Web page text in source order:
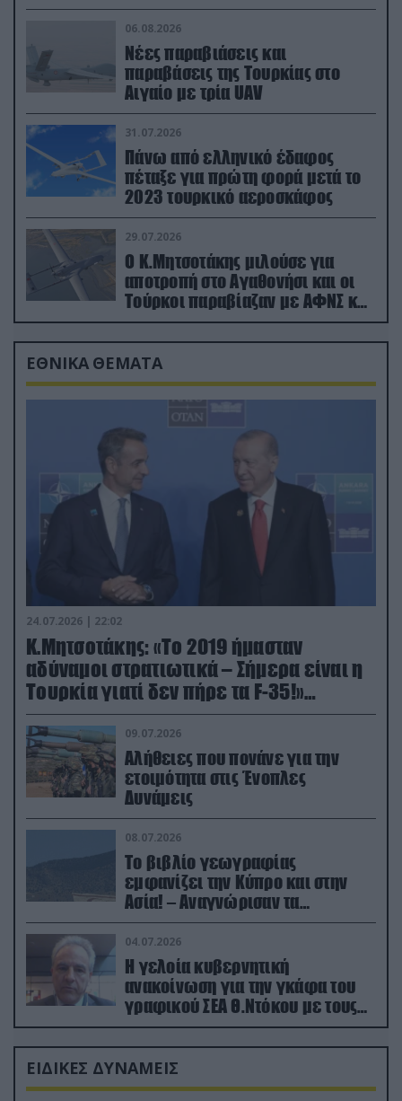
06.08.2026
Νέες παραβιάσεις και
παραβάσεις της Τουρκίας στο
Αιγαίο με τρία UAV
31.07.2026
Πάνω από ελληνικό έδαφος
πέταξε για πρώτη φορά μετά το
2023 τουρκικό αεροσκάφος
29.07.2026
Ο Κ.Μητσοτάκης μιλούσε για
αποτροπή στο Αγαθονήσι και οι
Τούρκοι παραβίαζαν με ΑΦΝΣ και
drone
ΕΘΝΙΚΑ ΘΕΜΑΤΑ
24.07.2026 | 22:02
Κ.Μητσοτάκης: «Το 2019 ήμασταν
αδύναμοι στρατιωτικά – Σήμερα είναι η
Τουρκία γιατί δεν πήρε τα F-35!»
(βίντεο)
09.07.2026
Αλήθειες που πονάνε για την
ετοιμότητα στις Ένοπλες
Δυνάμεις
08.07.2026
Το βιβλίο γεωγραφίας
εμφανίζει την Κύπρο και στην
Ασία! – Αναγνώρισαν τα
κατεχόμενα; (φωτο)
04.07.2026
Η γελοία κυβερνητική
ανακοίνωση για την γκάφα του
γραφικού ΣΕΑ Θ.Ντόκου με τους
Ρώσους φαρσέρ
ΕΙΔΙΚΕΣ ΔΥΝΑΜΕΙΣ